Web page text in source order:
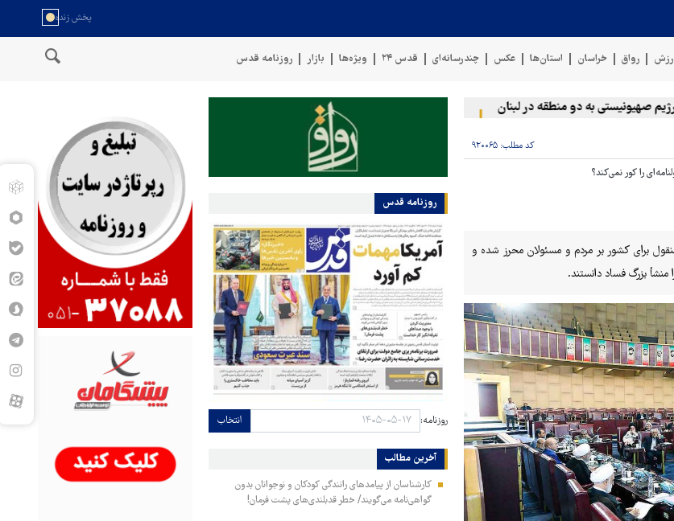
رواق خراسان استان‌ها عکس چندرسانه‌ای قدس ۲۴ ویژه‌ها بازار روزنامه قدس
به دو منطقه در لبنان وقوع حادثه دریایی در سواحل عمان
کد مطلب: ۹۲۰۰۶۵
را کور نمی‌کند؟
برای کشور بر مردم و مسئولان محرز شده و
بزرگ فساد دانستند.
روزنامه قدس
روزنامه: انتخاب
آخرین مطالب
کارشناسان از پیامدهای رانندگی کودکان و نوجوانان بدون
گواهی‌نامه می‌گویند/ خطر قدبلندی‌های پشت فرمان!